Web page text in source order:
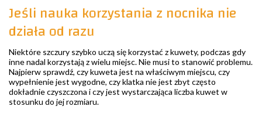
Jeśli nauka korzystania z nocnika nie
działa od razu
Niektóre szczury szybko uczą się korzystać z kuwety, podczas gdy
inne nadal korzystają z wielu miejsc. Nie musi to stanowić problemu.
Najpierw sprawdź, czy kuweta jest na właściwym miejscu, czy
wypełnienie jest wygodne, czy klatka nie jest zbyt często
dokładnie czyszczona i czy jest wystarczająca liczba kuwet w
stosunku do jej rozmiaru.